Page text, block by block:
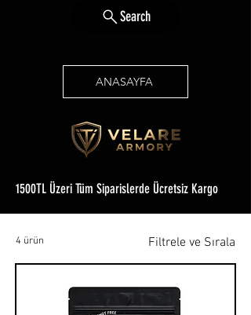
Search
ANASAYFA
1500TL Üzeri Tüm Siparislerde Ücretsiz Kargo
4 ürün Filtrele ve Sırala